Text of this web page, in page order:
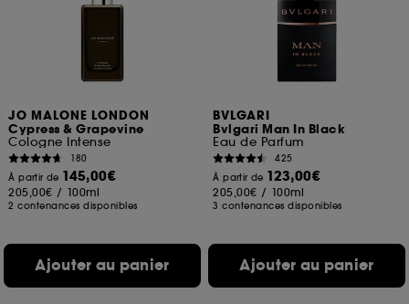
JO MALONE LONDON
Cypress & Grapevine
Cologne Intense
180
À partir de 145,00€
205,00€ / 100ml
2 contenances disponibles
Ajouter au panier
BVLGARI
Bvlgari Man In Black
Eau de Parfum
425
À partir de 123,00€
205,00€ / 100ml
3 contenances disponibles
Ajouter au panier